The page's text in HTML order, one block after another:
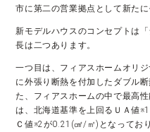
市に第二の営業拠点として新た
新モデルハウスのコンセプトは
長は二つあります。
一つ目は、フィアスホームオリ
に外張り断熱を付加したダブル
た、フィアスホームの中で最高
は、北海道基準を上回るＵＡ値
Ｃ値※2が0.21(㎠/㎡)となってお